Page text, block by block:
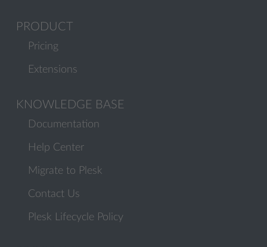
PRODUCT
Pricing
Extensions
KNOWLEDGE BASE
Documentation
Help Center
Migrate to Plesk
Contact Us
Plesk Lifecycle Policy